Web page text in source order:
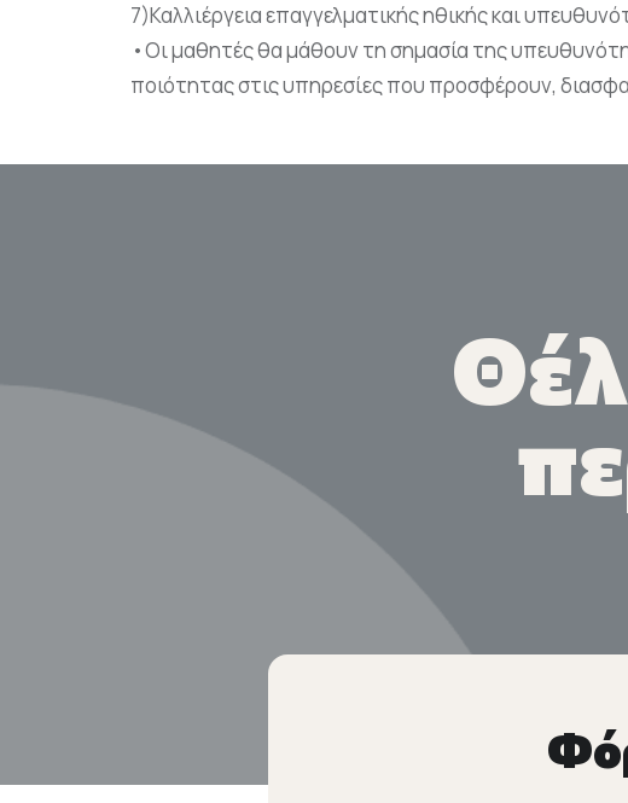
7)Καλλιέργεια επαγγελματικής ηθικής και
•Οι μαθητές θα μάθουν τη σημασία της
ποιότητας στις υπηρεσίες που προσφέρουν,